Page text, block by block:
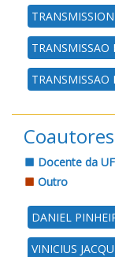
TRANSMISSAO
TRANSMISSAO
Docente da
Outro
DANIEL
VINICIUS